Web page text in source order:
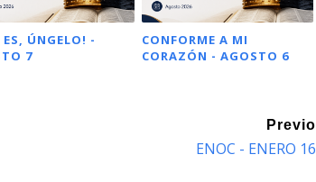
ES, ÚNGELO! -
7
CONFORME A MI
CORAZÓN - AGOSTO 6
Previo
ENOC - ENERO 16